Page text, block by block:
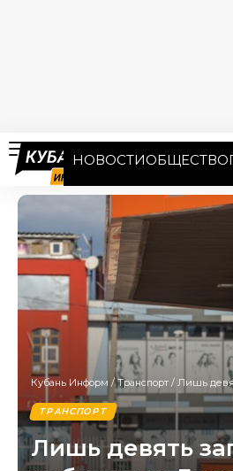
НОВОСТИОБЩЕСТВО
Кубань Информ /Транспорт / Лишь девять
ТРАНСПОРТ
Лишь девять